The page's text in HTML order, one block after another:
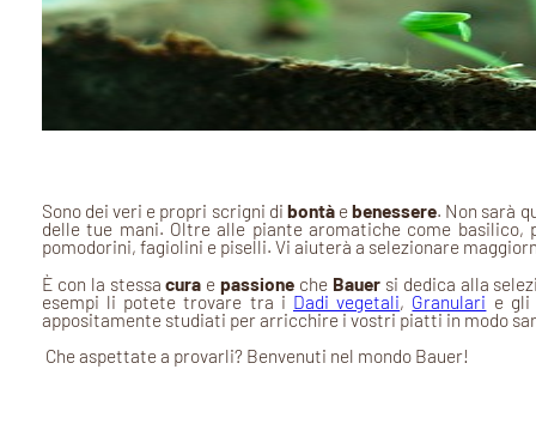
Sono dei veri e propri scrigni di bontàebenessere. Non sarà
delle tue mani. Oltre alle piante aromatiche come basilico,
pomodorini, fagiolini e piselli. Vi aiuterà a selezionare
È con la stessacura epassione che Bauersi dedica alla
esempi li potete trovare tra i Dadi vegetali, Granulari e gli
appositamente studiati per arricchire i vostri piatti in modo
Che aspettate a provarli? Benvenuti nel mondo Bauer!